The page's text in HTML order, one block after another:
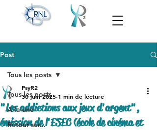
Post
Tous les posts
A la une
Retour sur...
Tous les posts
"Les addictions aux jeux d'argent",
émission de l'ESEC (école de cinéma et
PsyR2
30 juin 2025 1 min de lecture